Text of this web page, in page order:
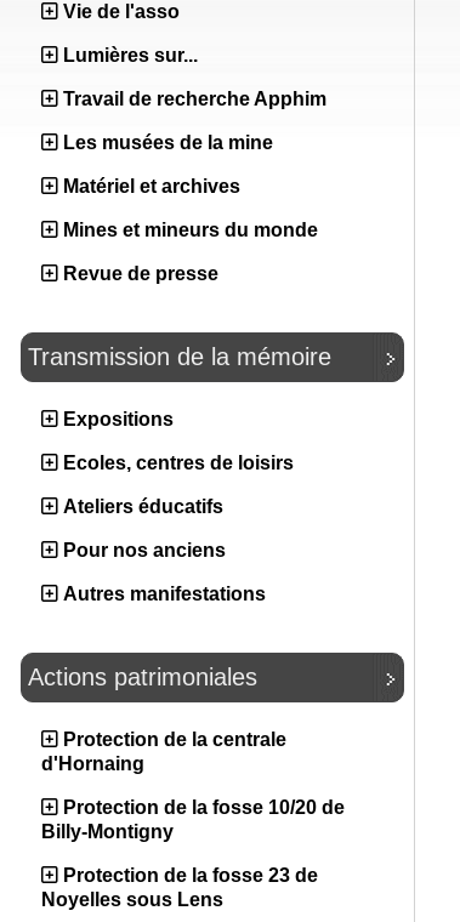
Vie de l'asso
Lumières sur...
Travail de recherche Apphim
Les musées de la mine
Matériel et archives
Mines et mineurs du monde
Revue de presse
Transmission de la mémoire
Expositions
Ecoles, centres de loisirs
Ateliers éducatifs
Pour nos anciens
Autres manifestations
Actions patrimoniales
Protection de la centrale
d'Hornaing
Protection de la fosse 10/20 de
Billy-Montigny
Protection de la fosse 23 de
Noyelles sous Lens